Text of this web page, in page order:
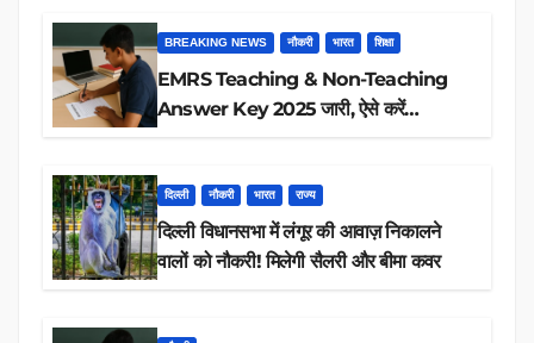
BREAKING NEWS नौकरी भारत शिक्षा
EMRS Teaching & Non-Teaching
Answer Key 2025 जारी, ऐसे करें
दिल्ली नौकरी भारत राज्य
दिल्ली विधानसभा में लंगूर की आवाज़ निकालने
वालों को नौकरी! मिलेगी सैलरी और बीमा कवर